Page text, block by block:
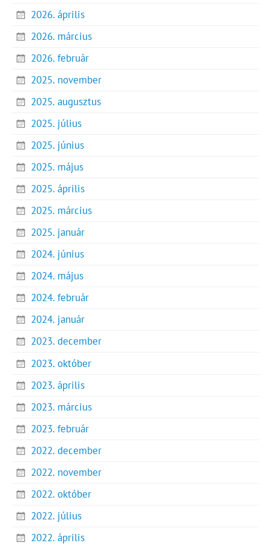
2026. április
2026. március
2026. február
2025. november
2025. augusztus
2025. július
2025. június
2025. május
2025. április
2025. március
2025. január
2024. június
2024. május
2024. február
2024. január
2023. december
2023. október
2023. április
2023. március
2023. február
2022. december
2022. november
2022. október
2022. július
2022. április